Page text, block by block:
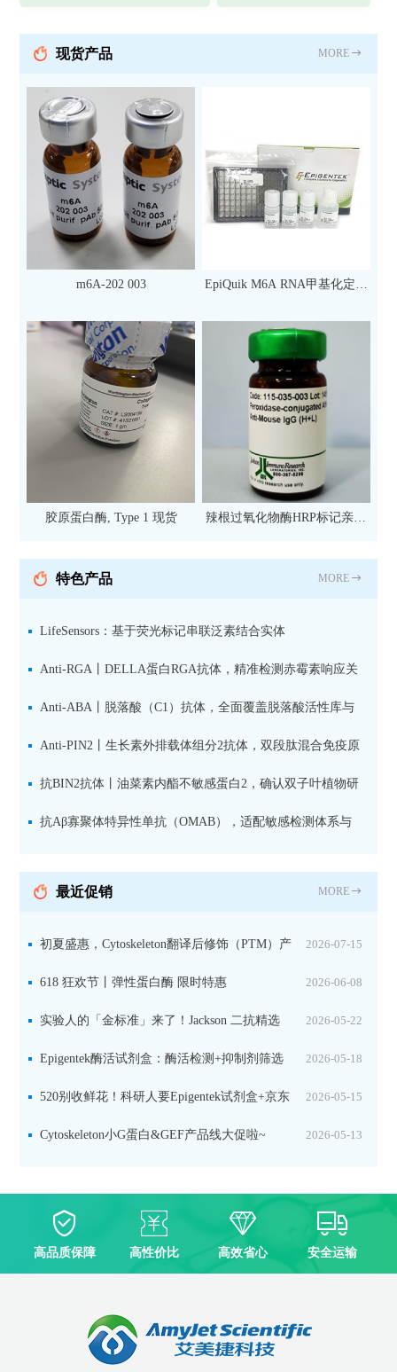
现货产品 MORE
m6A-202 003
EpiQuik M6A RNA甲基化定量
次）
胶原蛋白酶, Type 1 现货
辣根过氧化物酶HRP标记亲和
抗 现货
特色产品 MORE
LifeSensors：基于荧光标记串联泛素结合实体
（TUBE1(Alexa647)及试剂盒在高通量药物筛选和TR-FRET
技术中的应用
Anti-RGA丨DELLA蛋白RGA抗体，精准检测赤霉素响应关
键抑制因子
Anti-ABA丨脱落酸（C1）抗体，全面覆盖脱落酸活性库与
储存库
Anti-PIN2丨生长素外排载体组分2抗体，双段肽混合免疫原
设计方案
抗BIN2抗体丨油菜素内酯不敏感蛋白2，确认双子叶植物研
究数据特异性
抗Aβ寡聚体特异性单抗（OMAB），适配敏感检测体系与
最近促销 MORE
2026-07-15
初夏盛惠，Cytoskeleton翻译后修饰（PTM）产
品线放价啦！ 2026-06-08
618 狂欢节丨弹性蛋白酶 限时特惠
2026-05-22
实验人的「金标准」来了！Jackson 二抗精选
限时一口价，手慢无！ 2026-05-18
Epigentek酶活试剂盒：酶活检测+抑制剂筛选
双赋能，下单即赠京东卡 2026-05-15
520别收鲜花！科研人要Epigentek试剂盒+京东
卡！ 2026-05-13
Cytoskeleton小G蛋白&GEF产品线大促啦~
高品质保障 高性价比 高效省心 安全运输